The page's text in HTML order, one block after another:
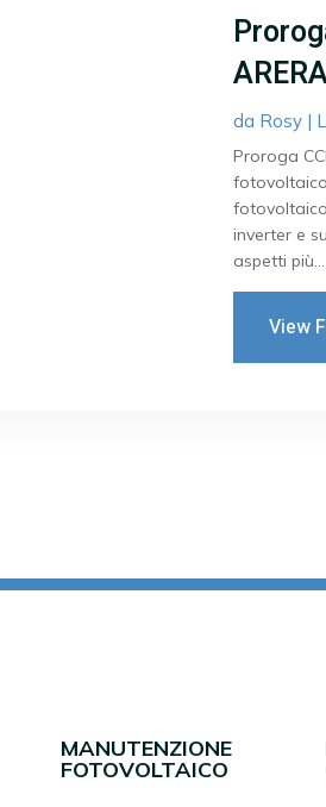
da Rosy |
Proroga
inverter e
aspetti più...
View
MANUTENZIONE
FOTOVOLTAICO